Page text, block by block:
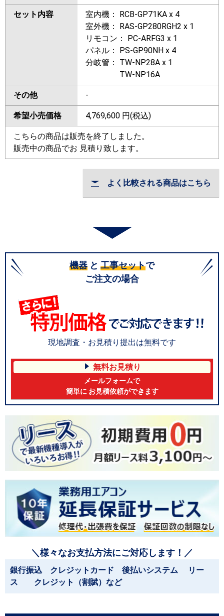
セット内容
室内機： RCB-GP71KA x 4
室外機： RAS-GP280RGH2 x 1
リモコン： PC-ARFG3 x 1
パネル： PS-GP90NH x 4
分岐管： TW-NP28A x 1
TW-NP16A
その他 -
希望小売価格 4,769,600 円(税込)
こちらの商品は販売を終了しました。
販売中の商品でお 見積り致します。
よく比較される商品はこちら
機器 と 工事セットで
ご注文の場合
現地調査・お見積り提出は無料です
無料お見積り
メールフォームで
簡単に お見積依頼ができます
＼様々なお支払方法にご対応します！／
銀行振込 クレジットカード 後払いシステム リー
ス クレジット（割賦）など